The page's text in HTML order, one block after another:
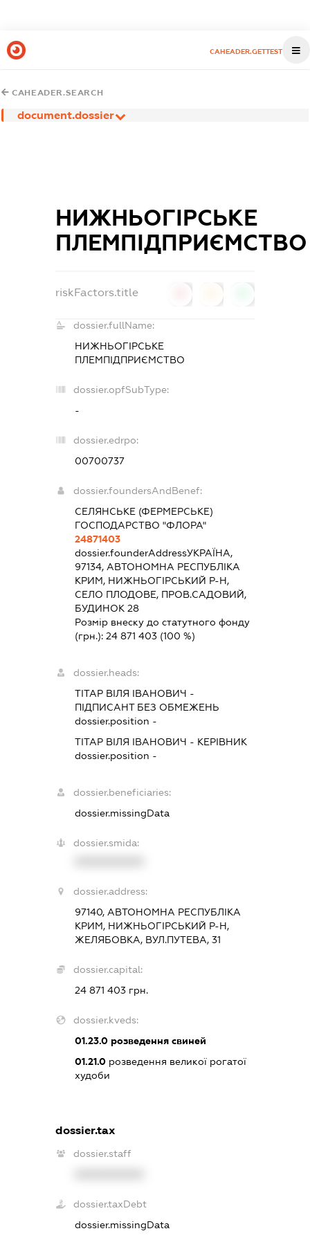
CAHEADER.GETTEST
CAHEADER.SEARCH
document.dossier
НИЖНЬОГІРСЬКЕ
ПЛЕМПІДПРИЄМСТВО
riskFactors.title
dossier.fullName:
НИЖНЬОГІРСЬКЕ
ПЛЕМПІДПРИЄМСТВО
dossier.opfSubType:
-
dossier.edrpo:
00700737
dossier.foundersAndBenef:
СЕЛЯНСЬКЕ (ФЕРМЕРСЬКЕ)
ГОСПОДАРСТВО "ФЛОРА"
24871403
dossier.founderAddressУКРАЇНА,
97134, АВТОНОМНА РЕСПУБЛІКА
КРИМ, НИЖНЬОГІРСЬКИЙ Р-Н,
СЕЛО ПЛОДОВЕ, ПРОВ.САДОВИЙ,
БУДИНОК 28
Розмір внеску до статутного фонду
(грн.): 24 871 403(100 %)
dossier.heads:
ТІТАР ВІЛЯ ІВАНОВИЧ -
ПІДПИСАНТБЕЗ ОБМЕЖЕНЬ
dossier.position -
ТІТАР ВІЛЯ ІВАНОВИЧ - КЕРІВНИК
dossier.position -
dossier.beneficiaries:
dossier.missingData
dossier.smida:
dossier.address:
97140, АВТОНОМНА РЕСПУБЛІКА
КРИМ, НИЖНЬОГІРСЬКИЙ Р-Н,
ЖЕЛЯБОВКА, ВУЛ.ПУТЕВА, 31
dossier.capital:
24 871 403 грн.
dossier.kveds:
01.23.0розведення свиней
01.21.0розведення великої рогатої
худоби
dossier.tax
dossier.staff
dossier.taxDebt
dossier.missingData